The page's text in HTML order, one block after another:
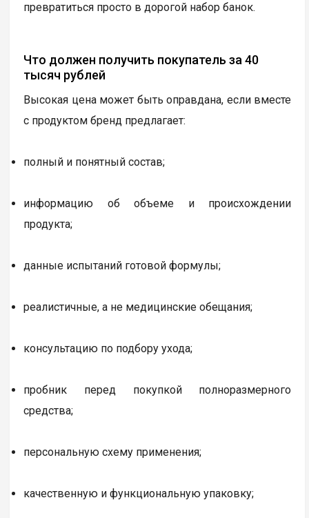
превратиться просто в дорогой набор банок.
Что должен получить покупатель за 40
тысяч рублей
Высокая цена может быть оправдана, если вместе
с продуктом бренд предлагает:
полный и понятный состав;
информацию об объеме и происхождении
продукта;
данные испытаний готовой формулы;
реалистичные, а не медицинские обещания;
консультацию по подбору ухода;
пробник перед покупкой полноразмерного
средства;
персональную схему применения;
качественную и функциональную упаковку;